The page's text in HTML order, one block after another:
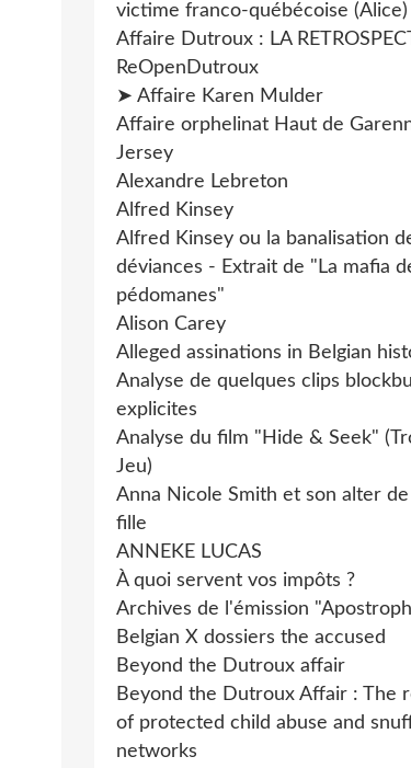
victime franco-québécoise (Alice)
Affaire Dutroux : LA
ReOpenDutroux
➤ Affaire Karen Mulder
Affaire orphelinat Haut de
Jersey
Alexandre Lebreton
Alfred Kinsey
Alfred Kinsey ou la banalisation
déviances - Extrait de "La mafia
pédomanes"
Alison Carey
Alleged assinations in Belgian
Analyse de quelques clips
explicites
Analyse du film "Hide & Seek"
Jeu)
Anna Nicole Smith et son alter
fille
ANNEKE LUCAS
À quoi servent vos impôts ?
Archives de l'émission
Belgian X dossiers the accused
Beyond the Dutroux affair
Beyond the Dutroux Affair : The
of protected child abuse and
networks